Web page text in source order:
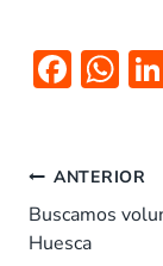
F
b
o
W
s
A
ANTERIOR
Buscamos
Huesca